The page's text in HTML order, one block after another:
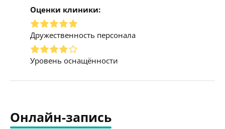
Оценки клиники:
Дружественность персонала
Уровень оснащённости
Онлайн-запись